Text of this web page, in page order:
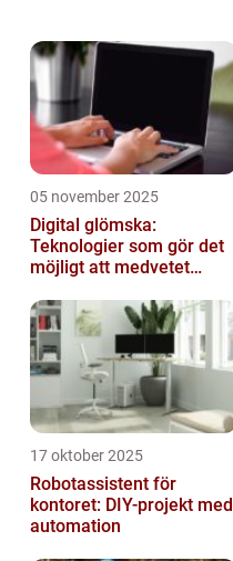
05 november 2025
Digital glömska:
Teknologier som gör det
möjligt att medvetet
17 oktober 2025
Robotassistent för
kontoret: DIY-projekt med
automation